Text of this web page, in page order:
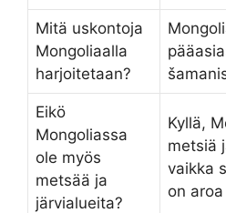
Mitä uskontoja
Mongoliaalla
harjoitetaan?
Eikö
Mongoliassa
ole myös
metsää ja
järvialueita?
Kyllä,
metsiä
vaikka
on